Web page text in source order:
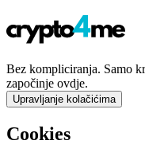
Bez kompliciranja. Samo
započinje ovdje.
Upravljanje kolačićima
Cookies